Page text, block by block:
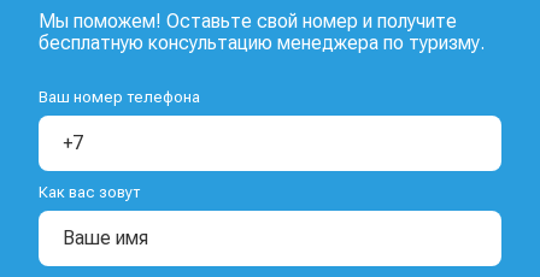
Мы поможем! Оставьте свой номер и получите
бесплатную консультацию менеджера по туризму.
Ваш номер телефона
Как вас зовут